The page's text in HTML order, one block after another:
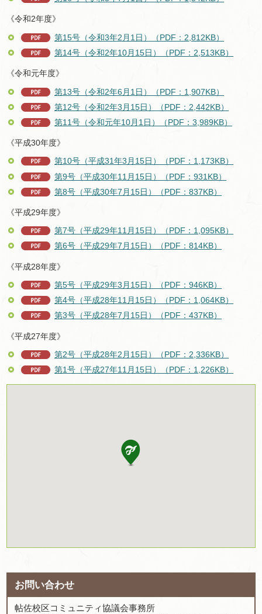
《令和2年度》
第15号（令和3年2月1日）（PDF：2,812KB）
第14号（令和2年10月15日）（PDF：2,513KB）
《令和元年度》
第13号（令和2年6月1日）（PDF：1,907KB）
第12号（令和2年3月15日）（PDF：2,442KB）
第11号（令和元年10月1日）（PDF：3,989KB）
《平成30年度》
第10号（平成31年3月15日）（PDF：1,173KB）
第9号（平成30年11月15日）（PDF：931KB）
第8号（平成30年7月15日）（PDF：837KB）
《平成29年度》
第7号（平成29年11月15日）（PDF：1,095KB）
第6号（平成29年7月15日）（PDF：814KB）
《平成28年度》
第5号（平成29年3月15日）（PDF：946KB）
第4号（平成28年11月15日）（PDF：1,064KB）
第3号（平成28年7月15日）（PDF：437KB）
《平成27年度》
第2号（平成28年2月15日）（PDF：2,336KB）
第1号（平成27年11月15日）（PDF：1,226KB）
お問い合わせ
帖佐校区コミュニティ協議会事務所